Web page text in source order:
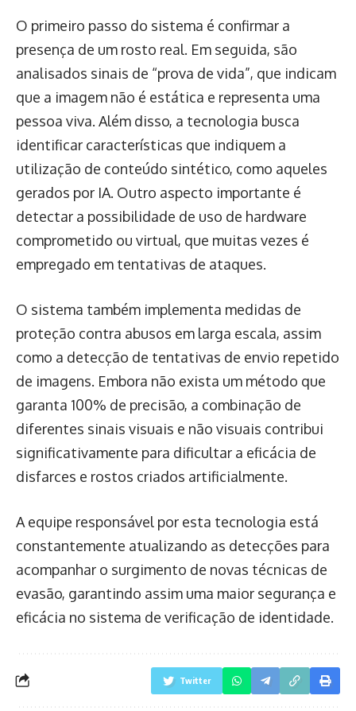
O primeiro passo do sistema é confirmar a
presença de um rosto real. Em seguida, são
analisados sinais de “prova de vida”, que indicam
que a imagem não é estática e representa uma
pessoa viva. Além disso, a tecnologia busca
identificar características que indiquem a
utilização de conteúdo sintético, como aqueles
gerados por IA. Outro aspecto importante é
detectar a possibilidade de uso de hardware
comprometido ou virtual, que muitas vezes é
empregado em tentativas de ataques.
O sistema também implementa medidas de
proteção contra abusos em larga escala, assim
como a detecção de tentativas de envio repetido
de imagens. Embora não exista um método que
garanta 100% de precisão, a combinação de
diferentes sinais visuais e não visuais contribui
significativamente para dificultar a eficácia de
disfarces e rostos criados artificialmente.
A equipe responsável por esta tecnologia está
constantemente atualizando as detecções para
acompanhar o surgimento de novas técnicas de
evasão, garantindo assim uma maior segurança e
eficácia no sistema de verificação de identidade.
Twitter